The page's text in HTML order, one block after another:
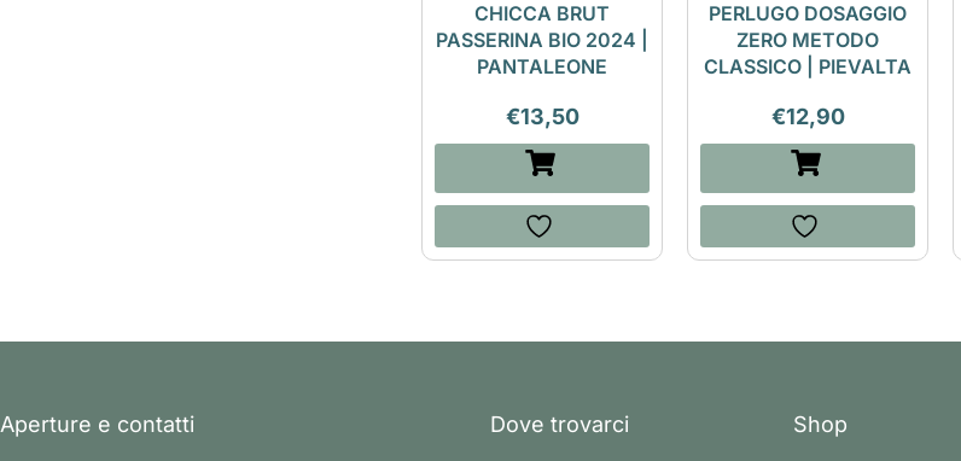
CHICCA BRUT
PASSERINA BIO 2024 |
PANTALEONE
€13,50
PERLUGO DOSAGGIO
ZERO METODO
CLASSICO | PIEVALTA
€12,90
Aperture e contatti Dove trovarci Shop